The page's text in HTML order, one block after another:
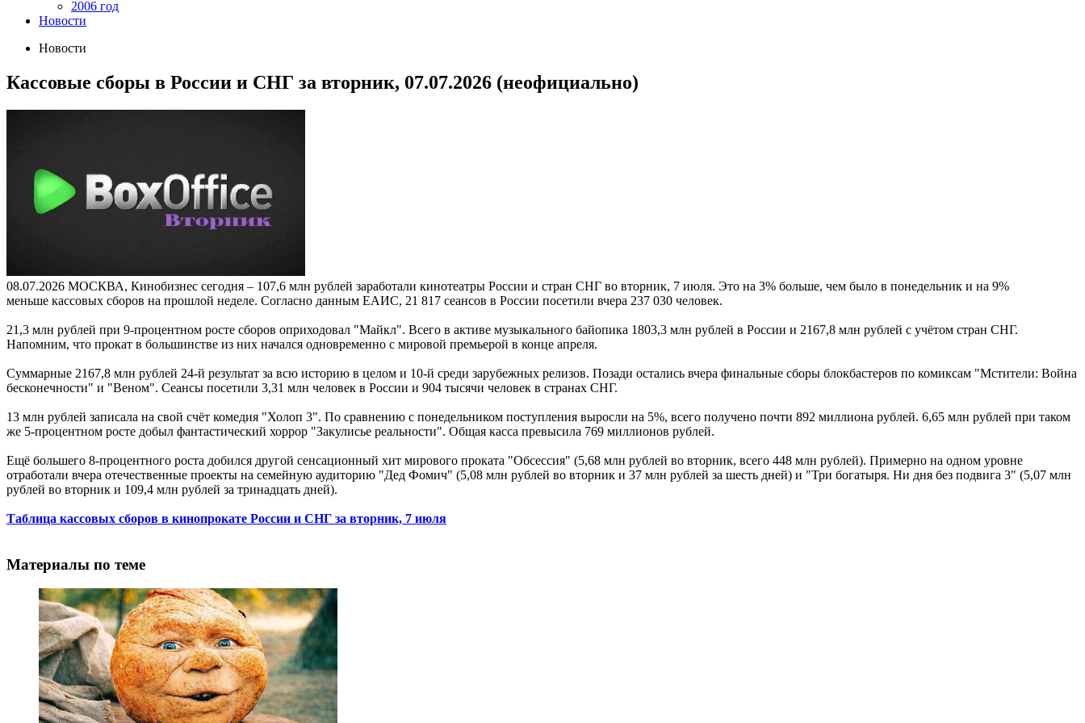
2006 год
Новости
Новости
Кассовые сборы в России и СНГ за вторник, 07.07.2026 (неофициально)
08.07.2026 МОСКВА, Кинобизнес сегодня – 107,6 млн рублей заработали кинотеатры России и стран СНГ во вторник, 7 июля. Это на 3% больше, чем было в понедельник и на 9%
меньше кассовых сборов на прошлой неделе. Согласно данным ЕАИС, 21 817 сеансов в России посетили вчера 237 030 человек.
21,3 млн рублей при 9-процентном росте сборов оприходовал "Майкл". Всего в активе музыкального байопика 1803,3 млн рублей в России и 2167,8 млн рублей с учётом стран СНГ.
Напомним, что прокат в большинстве из них начался одновременно с мировой премьерой в конце апреля.
Суммарные 2167,8 млн рублей 24-й результат за всю историю в целом и 10-й среди зарубежных релизов. Позади остались вчера финальные сборы блокбастеров по комиксам "Мстители: Война
бесконечности" и "Веном". Сеансы посетили 3,31 млн человек в России и 904 тысячи человек в странах СНГ.
13 млн рублей записала на свой счёт комедия "Холоп 3". По сравнению с понедельником поступления выросли на 5%, всего получено почти 892 миллиона рублей. 6,65 млн рублей при таком
же 5-процентном росте добыл фантастический хоррор "Закулисье реальности". Общая касса превысила 769 миллионов рублей.
Ещё большего 8-процентного роста добился другой сенсационный хит мирового проката "Обсессия" (5,68 млн рублей во вторник, всего 448 млн рублей). Примерно на одном уровне
отработали вчера отечественные проекты на семейную аудиторию "Дед Фомич" (5,08 млн рублей во вторник и 37 млн рублей за шесть дней) и "Три богатыря. Ни дня без подвига 3" (5,07 млн
рублей во вторник и 109,4 млн рублей за тринадцать дней).
Таблица кассовых сборов в кинопрокате России и СНГ за вторник, 7 июля
Материалы по теме